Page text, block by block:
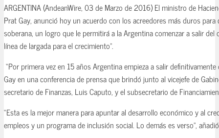
ARGENTINA (AndeanWire, 03 de Marzo de 2016) El ministro de
Prat Gay, anunció hoy un acuerdo con los acreedores más duros para
soberana, un logro que le permitirá a la Argentina comenzar a salir del
línea de largada para el crecimiento”.
“Por primera vez en 15 años Argentina empieza a salir
Gay en una conferencia de prensa que brindó junto al vicejefe de
secretario de Finanzas, Luis Caputo, y el subsecretario de
“Esta es la mejor manera para apuntar al desarrollo económico y al
empleos y un programa de inclusión social. Lo demás es verso”,